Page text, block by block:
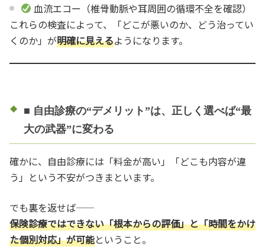
血流エコー（椎骨動脈や耳周囲の循環不全を確認）
これらの検査によって、「どこが悪いのか、どう治ってい
くのか」が明確に見えるようになります。
■ 自由診療の“デメリット”は、正しく選べば“最
大の武器”に変わる
確かに、自由診療には「料金が高い」「どこも内容が違
う」という不安がつきまといます。
でも裏を返せば――
保険診療ではできない「根本からの評価」と「時間をかけ
た個別対応」が可能ということ。